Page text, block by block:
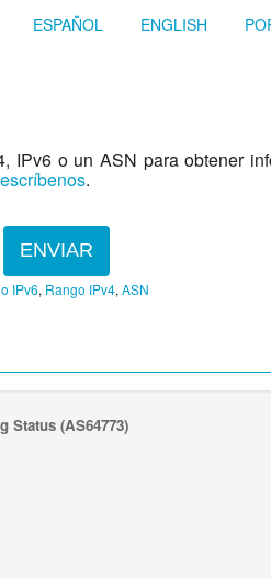
ESPAÑOL ENGLISH
IPv6 o un ASN para obtener
escríbenos.
ENVIAR
IPv6, Rango IPv4, ASN
Status(AS64773)